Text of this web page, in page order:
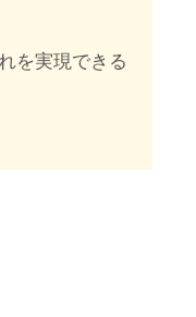
を実現できる